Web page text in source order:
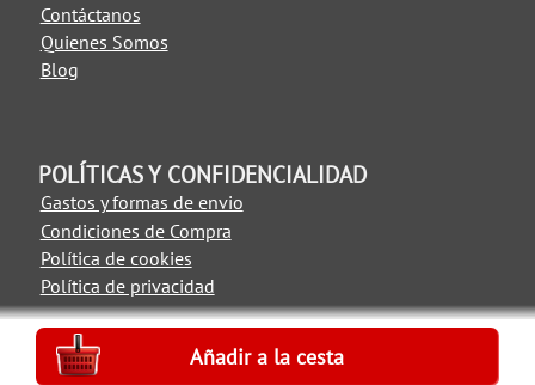
Contáctanos
Quienes Somos
Blog
POLÍTICAS Y CONFIDENCIALIDAD
Gastos y formas de envio
Condiciones de Compra
Política de cookies
Política de privacidad